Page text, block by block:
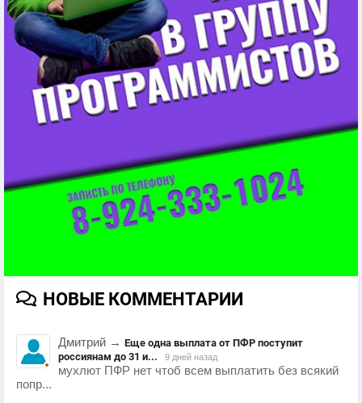
НОВЫЕ КОММЕНТАРИИ
Дмитрий → Еще одна выплата от ПФР поступит
россиянам до 31 и...
9 дней назад
мухлют ПФР нет чтоб всем выплатить без всякий
попр...